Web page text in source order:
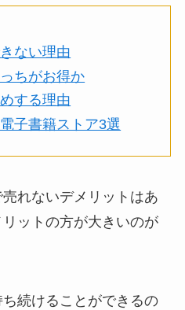
ない理由
ちがお得か
する理由
子書籍ストア3選
れないデメリットはあ
ットの方が大きいのが
続けることができるの